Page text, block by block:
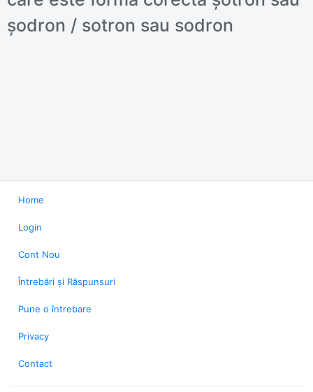
șodron / sotron sau sodron
Home
Login
Cont Nou
Întrebări și Răspunsuri
Pune o întrebare
Privacy
Contact